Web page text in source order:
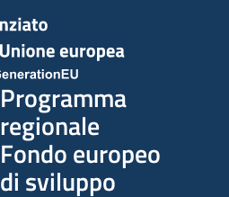
Programma
regionale
Fondo europeo
di sviluppo